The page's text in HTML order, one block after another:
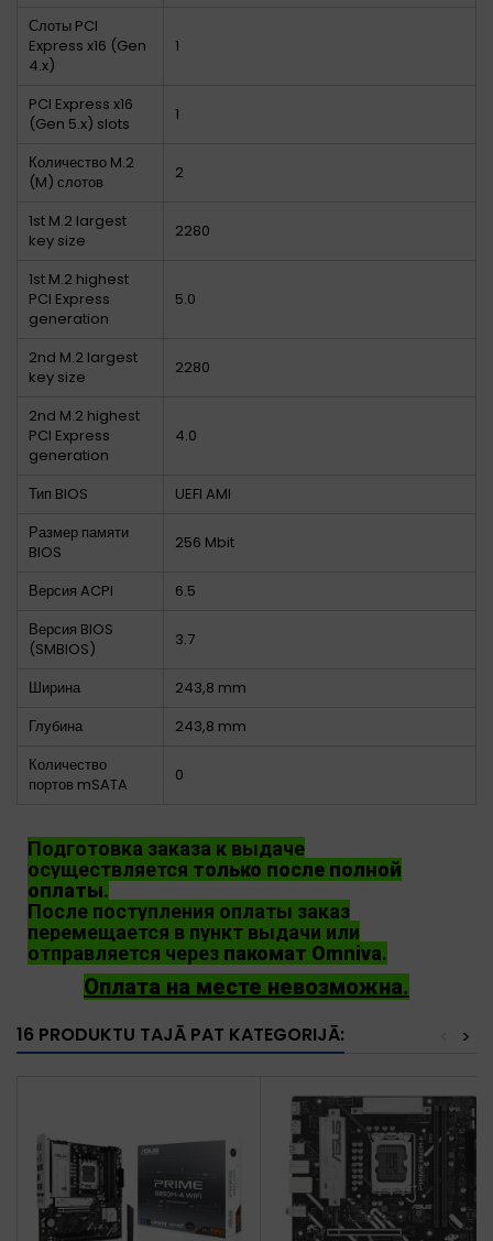
Слоты PCI
Express x16 (Gen
4.x)
1
PCI Express x16
(Gen 5.x) slots
1
Количество M.2
(M) слотов
2
1st M.2 largest
key size
2280
1st M.2 highest
PCI Express
generation
5.0
2nd M.2 largest
key size
2280
2nd M.2 highest
PCI Express
generation
4.0
Тип BIOS
UEFI AMI
Размер памяти
BIOS
256 Mbit
Версия ACPI
6.5
Версия BIOS
(SMBIOS)
3.7
Ширина
243,8 mm
Глубина
243,8 mm
Количество
портов mSATA
0
Подготовка заказа к выдаче
осуществляется только после полной
оплаты.
После поступления оплаты заказ
перемещается в пункт выдачи или
отправляется через пакомат Omniva.
Оплата на месте невозможна.
16 PRODUKTU TAJĀ PAT KATEGORIJĀ: >